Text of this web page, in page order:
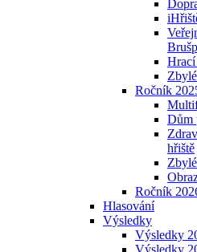
Hrací
Ročník
Dům
hřiště
Ročník
Hlasování
Výsledky
Výsledky
Výsledky